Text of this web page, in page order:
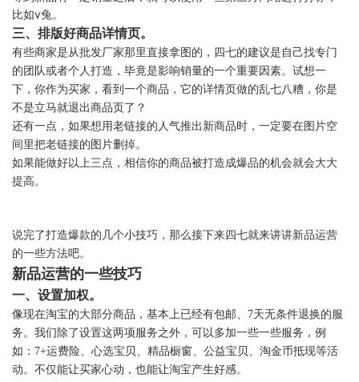
比如v兔。
三、排版好商品详情页。
有些商家是从批发厂家那里直接拿图的，四七的建议是自己找专门
的团队或者个人打造，毕竟是影响销量的一个重要因素。试想一
下，你作为买家，看到一个商品，它的详情页做的乱七八糟，你是
不是立马就退出商品页了？
还有一点，如果想用老链接的人气推出新商品时，一定要在图片空
间里把老链接的图片删掉。
如果能做好以上三点，相信你的商品被打造成爆品的机会就会大大
提高。
说完了打造爆款的几个小技巧，那么接下来四七就来讲讲新品运营
的一些方法吧。
新品运营的一些技巧
一、设置加权。
像现在淘宝的大部分商品，基本上已经有包邮、7天无条件退换的服
务。我们除了设置这两项服务之外，可以多加一些一些服务，例
如：7+运费险、心选宝贝、精品橱窗、公益宝贝、淘金币抵现等活
动。不仅能让买家心动，也能让淘宝产生好感。